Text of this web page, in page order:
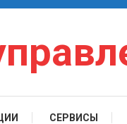
СЕРВИСЫ